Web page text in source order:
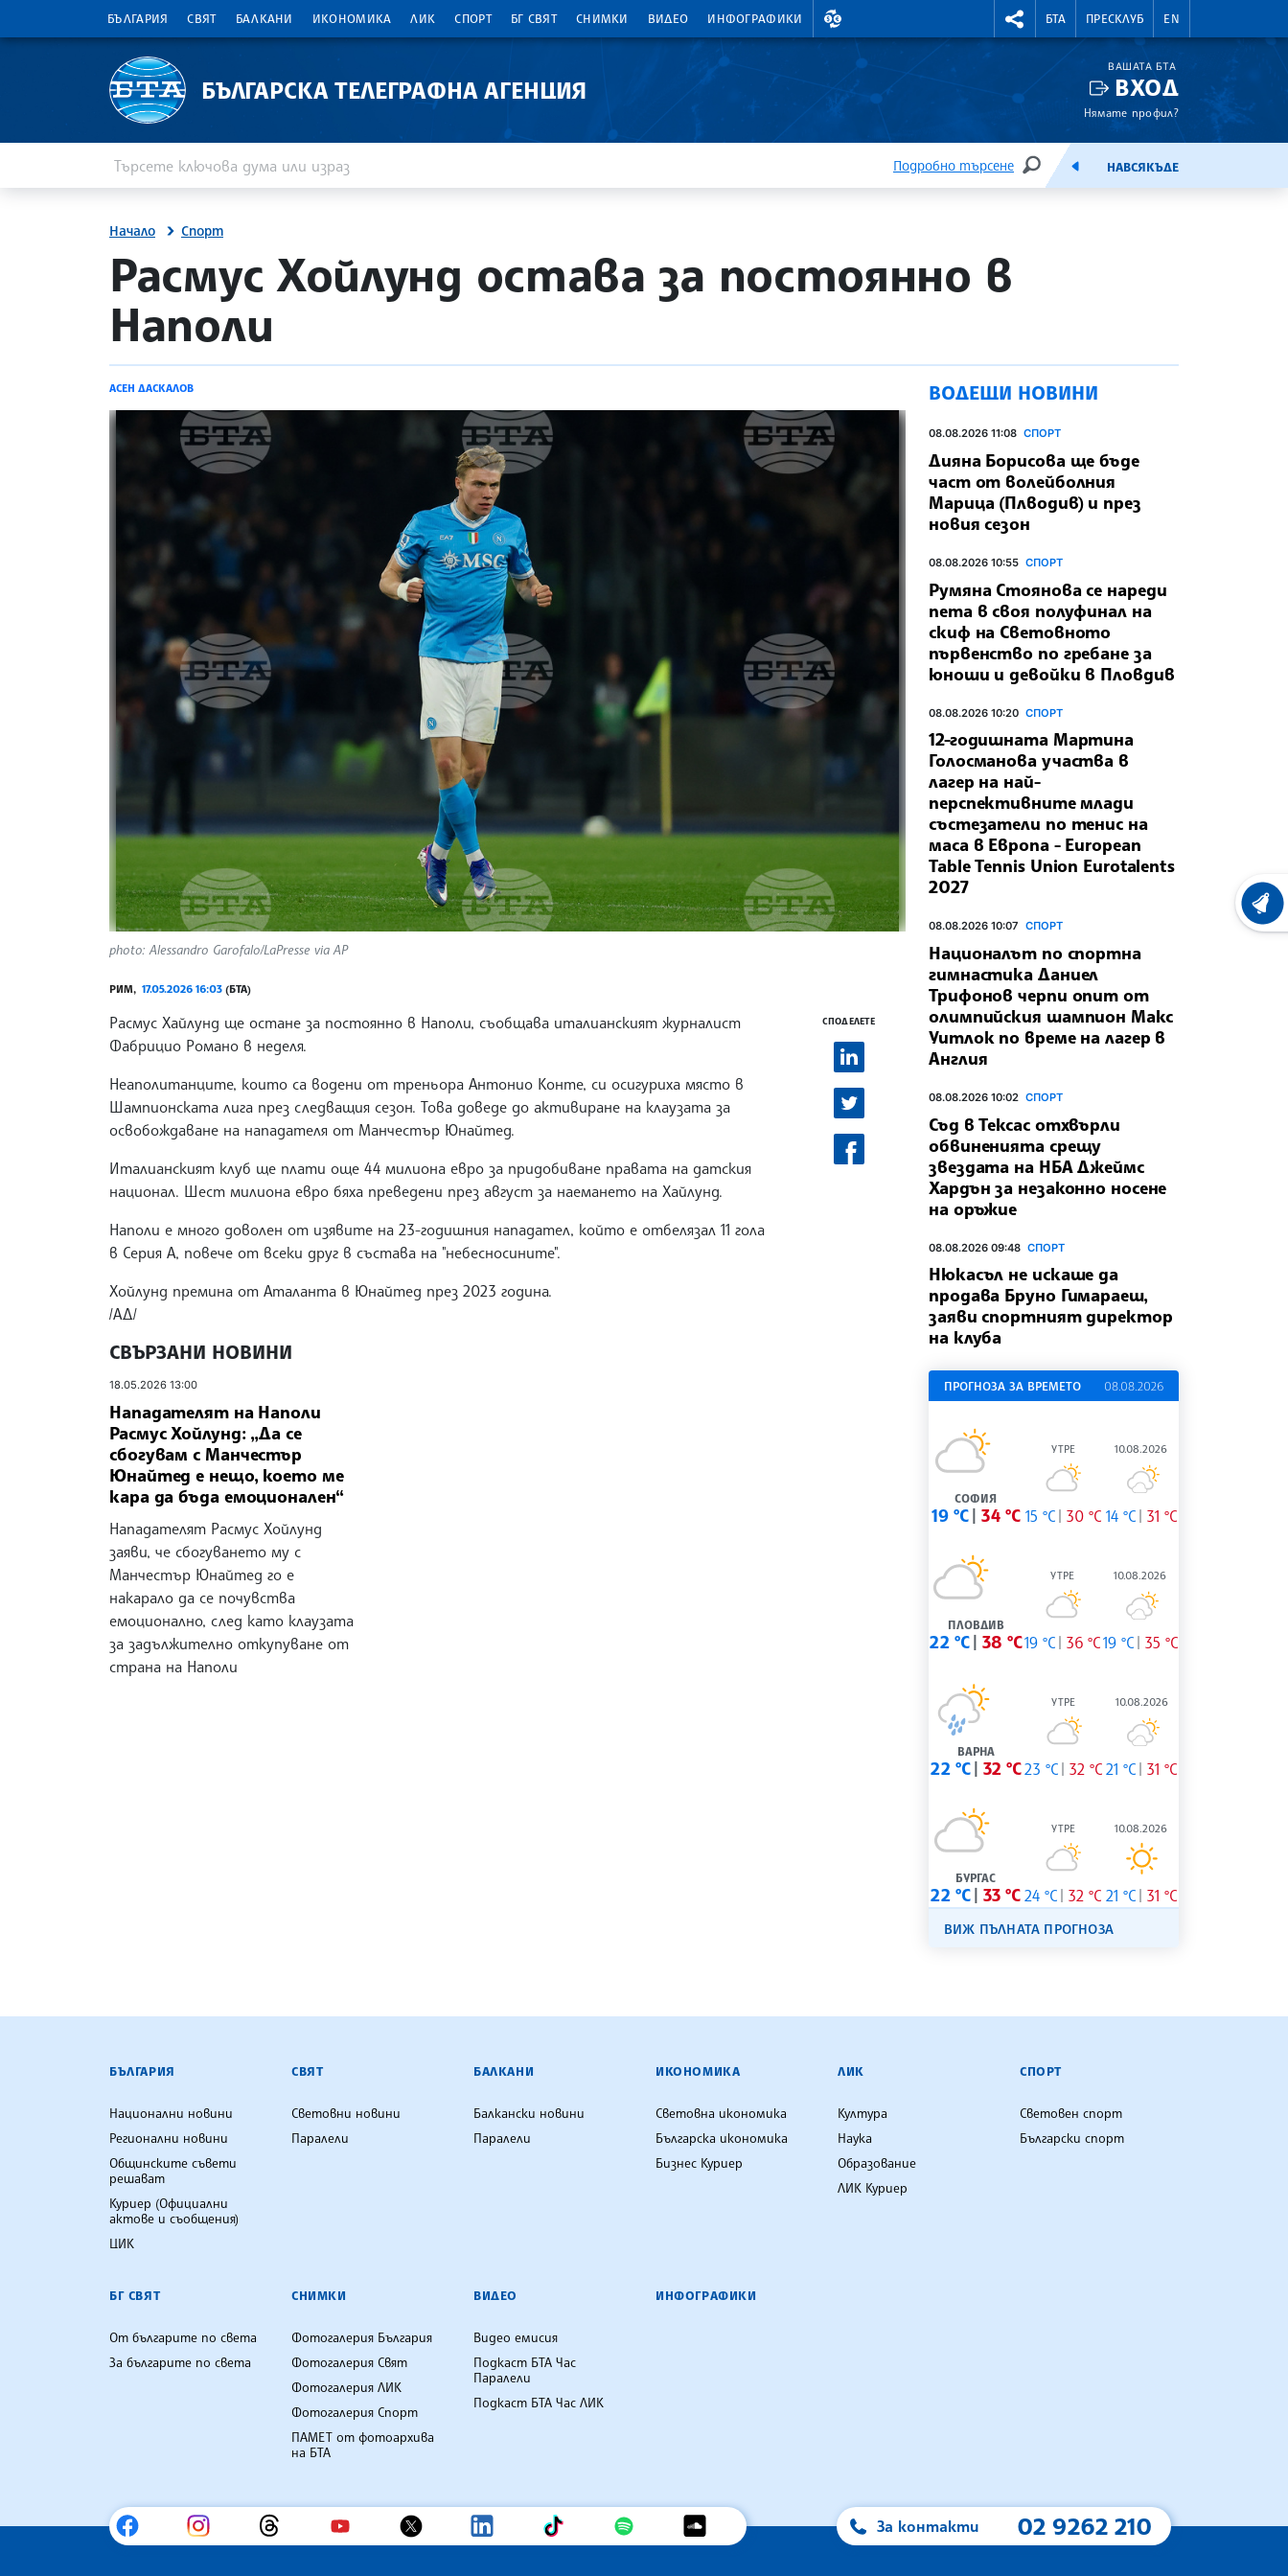
БЪЛГАРИЯ СВЯТ БАЛКАНИ ИКОНОМИКА ЛИК СПОРТ БГ СВЯТ СНИМКИ ВИДЕО ИНФОГРАФИКИ
ВАЛУТНИ КУРСОВЕ RIGHTMENU.SOCIAL
БТА ПРЕСКЛУБ EN
БЪЛГАРСКА ТЕЛЕГРАФНА АГЕНЦИЯ
ВАШАТА БТА
ВХОД
Нямате профил?
Подробно търсене
ТЪРСЕНЕЕМИСИЯНАВСЯКЪДЕ
Начало Спорт
site.bta
Расмус Хойлунд остава за постоянно в
Наполи
АСЕН ДАСКАЛОВ
photo: Alessandro Garofalo/LaPresse via AP
РИМ, 17.05.2026 16:03 (БТА)
Расмус Хайлунд ще остане за постоянно в Наполи, съобщава италианският журналист
Фабрицио Романо в неделя.
Неаполитанците, които са водени от треньора Антонио Конте, си осигуриха място в
Шампионската лига през следващия сезон. Това доведе до активиране на клаузата за
освобождаване на нападателя от Манчестър Юнайтед.
Италианският клуб ще плати още 44 милиона евро за придобиване правата на датския
национал. Шест милиона евро бяха преведени през август за наемането на Хайлунд.
Наполи е много доволен от изявите на 23-годишния нападател, който е отбелязал 11 гола
в Серия А, повече от всеки друг в състава на "небесносините".
Хойлунд премина от Аталанта в Юнайтед през 2023 година.
/АД/
СПОДЕЛЕТЕ
СВЪРЗАНИ НОВИНИ
18.05.2026 13:00
Нападателят на Наполи
Расмус Хойлунд: „Да се
сбогувам с Манчестър
Юнайтед е нещо, което ме
кара да бъда емоционален“
Нападателят Расмус Хойлунд
заяви, че сбогуването му с
Манчестър Юнайтед го е
накарало да се почувства
емоционално, след като клаузата
за задължително откупуване от
страна на Наполи
ВОДЕЩИ НОВИНИ
08.08.2026 11:08 СПОРТ
Дияна Борисова ще бъде
част от волейболния
Марица (Плводив) и през
новия сезон
08.08.2026 10:55 СПОРТ
Румяна Стоянова се нареди
пета в своя полуфинал на
скиф на Световното
първенство по гребане за
юноши и девойки в Пловдив
08.08.2026 10:20 СПОРТ
12-годишната Мартина
Голосманова участва в
лагер на най-
перспективните млади
състезатели по тенис на
маса в Европа - European
Table Tennis Union Eurotalents
2027
08.08.2026 10:07 СПОРТ
Националът по спортна
гимнастика Даниел
Трифонов черпи опит от
олимпийския шампион Макс
Уитлок по време на лагер в
Англия
08.08.2026 10:02 СПОРТ
Съд в Тексас отхвърли
обвиненията срещу
звездата на НБА Джеймс
Хардън за незаконно носене
на оръжие
08.08.2026 09:48 СПОРТ
Нюкасъл не искаше да
продава Бруно Гимараеш,
заяви спортният директор
на клуба
ПРОГНОЗА ЗА ВРЕМЕТО 08.08.2026
СОФИЯ
19 °C 34 °C
УТРЕ
15 °C 30 °C
10.08.2026
14 °C 31 °C
ПЛОВДИВ
22 °C 38 °C
УТРЕ
19 °C 36 °C
10.08.2026
19 °C 35 °C
ВАРНА
22 °C 32 °C
УТРЕ
23 °C 32 °C
10.08.2026
21 °C 31 °C
БУРГАС
22 °C 33 °C
УТРЕ
24 °C 32 °C
10.08.2026
21 °C 31 °C
ВИЖ ПЪЛНАТА ПРОГНОЗА
БЪЛГАРСКА ТЕЛЕГРАФНА АГЕНЦИЯ
БЪЛГАРИЯ
Национални новини
Регионални новини
Общинските съвети
решават
Куриер (Официални
актове и съобщения)
ЦИК
СВЯТ
Световни новини
Паралели
БАЛКАНИ
Балкански новини
Паралели
ИКОНОМИКА
Световна икономика
Българска икономика
Бизнес Куриер
ЛИК
Култура
Наука
Образование
ЛИК Куриер
СПОРТ
Световен спорт
Български спорт
БГ СВЯТ
От българите по света
За българите по света
СНИМКИ
Фотогалерия България
Фотогалерия Свят
Фотогалерия ЛИК
Фотогалерия Спорт
ПАМЕТ от фотоархива
на БТА
ВИДЕО
Видео емисия
Подкаст БТА Час
Паралели
Подкаст БТА Час ЛИК
ИНФОГРАФИКИ
За контакти 02 9262 210